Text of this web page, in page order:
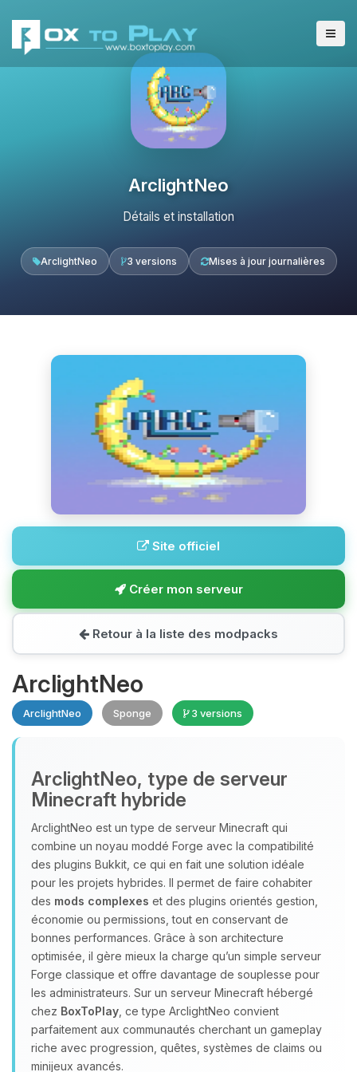
ArclightNeo
Détails et installation
ArclightNeo 3 versions Mises à jour journalières
Site officiel
Créer mon serveur
Retour à la liste des modpacks
ArclightNeo
ArclightNeo Sponge 3 versions
ArclightNeo, type de serveur
Minecraft hybride
ArclightNeo est un type de serveur Minecraft qui
combine un noyau moddé Forge avec la compatibilité
des plugins Bukkit, ce qui en fait une solution idéale
pour les projets hybrides. Il permet de faire cohabiter
des mods complexes et des plugins orientés gestion,
économie ou permissions, tout en conservant de
bonnes performances. Grâce à son architecture
optimisée, il gère mieux la charge qu’un simple serveur
Forge classique et offre davantage de souplesse pour
les administrateurs. Sur un serveur Minecraft hébergé
chez BoxToPlay , ce type ArclightNeo convient
parfaitement aux communautés cherchant un gameplay
riche avec progression, quêtes, systèmes de claims ou
minijeux avancés.
Youpi, enfin quelqu’un pour me
parler ! Moi c’est Choupy, ton petit
assistant BoxToPlay. Dis-moi ce dont
tu as besoin et je vais remuer mes
petits circuits pour t’aider.
07/08/2026 à 07:24